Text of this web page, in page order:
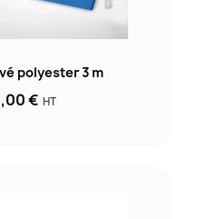
polyester 3 m
€ HT